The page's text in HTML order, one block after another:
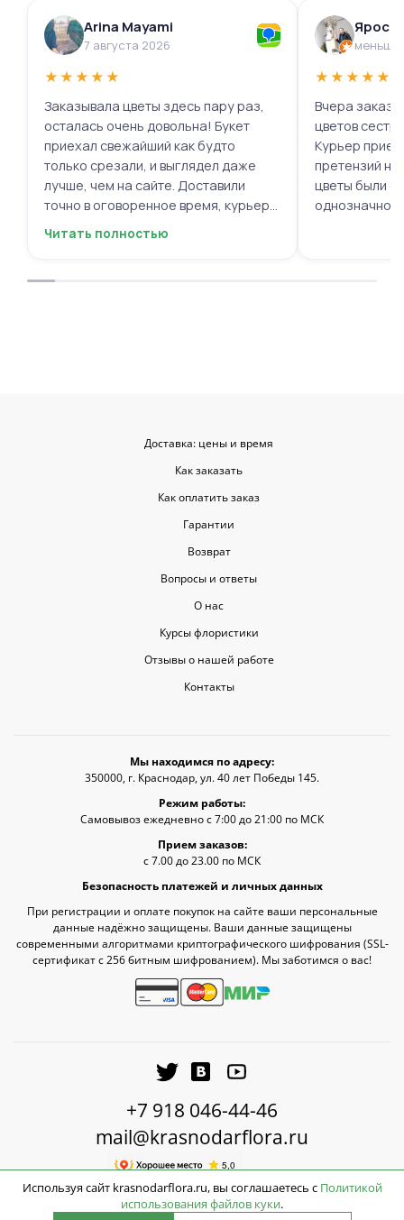
Используя сайт krasnodarflora.ru, вы соглашаетесь с Политикой
использования файлов куки.
Arina Mayami
7 августа 2026
★★★★★
Заказывала цветы здесь пару раз,
осталась очень довольна! Букет
приехал свежайший как будто
только срезали, и выглядел даже
лучше, чем на сайте. Доставили
точно в оговоренное время, курьер
вежливый, ещё и открытку с тёплыми
приятными. Однозначно буду
Читать полностью
меньше
★★★★★
Вчера
цветов
Курьер
претензий
цветы были
однозначно.
Доставка: цены и время
Как заказать
Как оплатить заказ
Гарантии
Возврат
Вопросы и ответы
О нас
Курсы флористики
Отзывы о нашей работе
Контакты
Мы находимся по адресу:
350000, г. Краснодар, ул. 40 лет Победы 145.
Режим работы:
Самовывоз ежедневно с 7:00 до 21:00 по МСК
Прием заказов:
с 7.00 до 23.00 по МСК
Безопасность платежей и личных данных
При регистрации и оплате покупок на сайте ваши персональные
данные надёжно защищены. Ваши данные защищены
современными алгоритмами криптографического шифрования (SSL-
сертификат c 256 битным шифрованием). Мы заботимся о вас!
+7 918 046-44-46
mail@krasnodarflora.ru